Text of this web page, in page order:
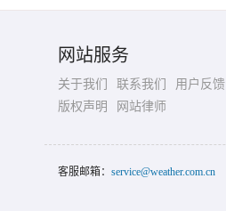
网站服务
关于我们 联系我们
用户反馈
版权声明
网站律师
客服邮箱： service@weather.com.cn